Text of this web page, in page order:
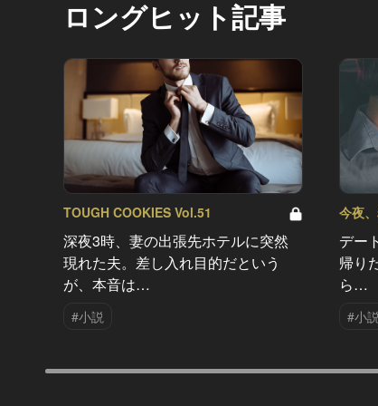
ロングヒット記事
TOUGH COOKIES Vol.51
深夜3時、妻の出張先ホテルに突然
現れた夫。差し入れ目的だという
が、本音は…
#小説
今夜
デー
帰り
ら…
#小